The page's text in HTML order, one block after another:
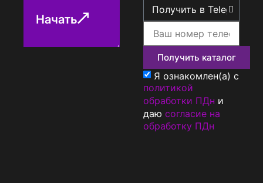
Начать
Получить каталог
Я ознакомлен(а) с
политикой
обработки ПДн и
даю согласие на
обработку ПДн